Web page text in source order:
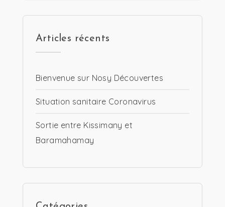
Articles récents
Bienvenue sur Nosy Découvertes
Situation sanitaire Coronavirus
Sortie entre Kissimany et
Baramahamay